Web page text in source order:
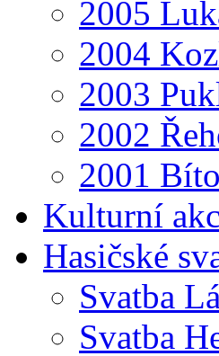
2005
2004
2003
2002
2001
Kulturní
Hasičské
Svatba
Svatba